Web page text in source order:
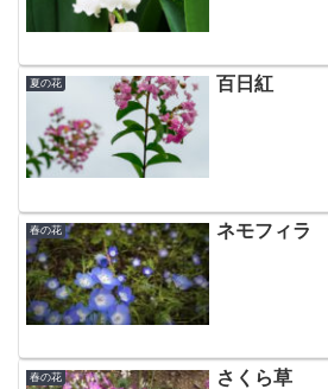
夏の花 百日紅
春の花 ネモフィラ
春の花 さくら草